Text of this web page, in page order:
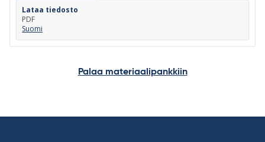
Lataa tiedosto
PDF
Suomi
Palaa materiaalipankkiin